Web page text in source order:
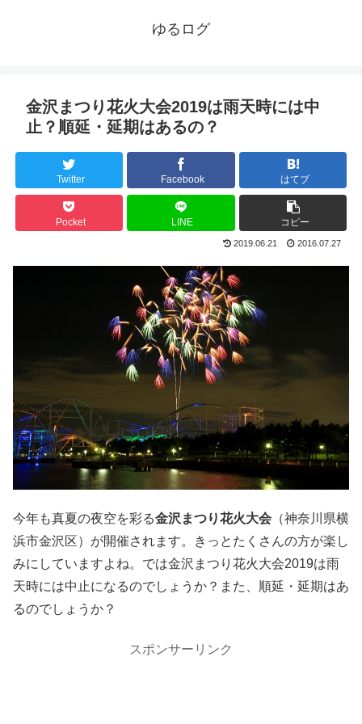
ゆるログ
金沢まつり花火大会2019は雨天時には中
止？順延・延期はあるの？
Twitter Facebook はてブ
Pocket LINE コピー
2019.06.21 2016.07.27
今年も真夏の夜空を彩る金沢まつり花火大会 （神奈川県横
浜市金沢区）が開催されます。きっとたくさんの方が楽し
みにしていますよね。では金沢まつり花火大会2019は雨
天時には中止になるのでしょうか？また、順延・延期はあ
るのでしょうか？
スポンサーリンク